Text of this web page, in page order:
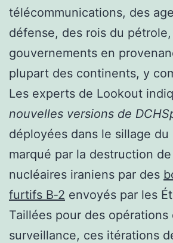
télécommunications, des
défense, des rois du
gouvernements en
plupart des continents, y
Les experts de Lookout
nouvelles versions de
déployées dans le sillage
marqué par la destruction
nucléaires iraniens par des
furtifs B‑2 envoyés par les
Taillées pour des opérations
surveillance, ces itérations